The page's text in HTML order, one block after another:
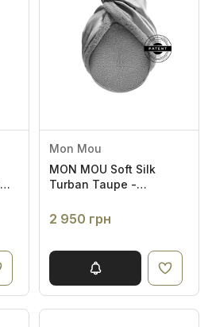
Mon Mou
MON MOU Soft Silk
Turban Taupe -
тюрбан для
делікатного сушіння
2 950 грн